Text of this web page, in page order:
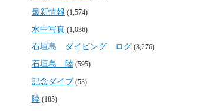
最新情報 (1,574)
水中写真(1,036)
石垣島 ダイビング ログ (3,276)
石垣島 陸(595)
記念ダイブ (53)
陸(185)